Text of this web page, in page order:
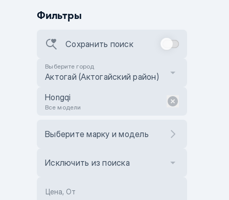
Фильтры
Сохранить поиск
Выберите город
Актогай (Актогайский район)
Hongqi
Все модели
Выберите марку и модель
Исключить из поиска
Цена, От